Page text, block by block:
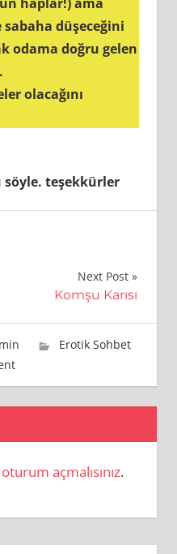
sabaha düşeceğini
odama doğru gelen
olacağını
teşekkürler
Next Post
Komşu Karısı
Erotik Sohbet
oturum açmalısınız.